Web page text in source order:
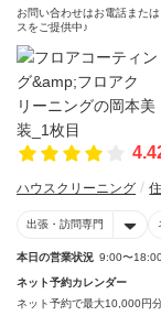
お問い合わせはお電話また
スをご提供中♪
ハウスクリーニング
出張・訪問専門
本日の営業状況 9:00〜
ネット予約カレンダー
ネット予約で最大10,000円